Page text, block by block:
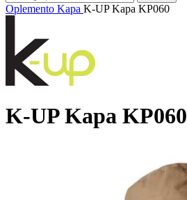
Oplemento Kapa K-UP Kapa KP060
K-UP Kapa KP060